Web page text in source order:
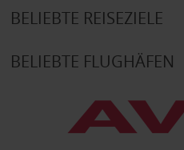
BELIEBTE REISEZIELE
BELIEBTE FLUGHÄFEN